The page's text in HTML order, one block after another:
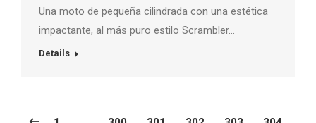
Una moto de pequeña cilindrada con una estética
impactante, al más puro estilo Scrambler…
Details